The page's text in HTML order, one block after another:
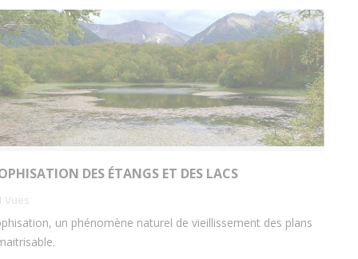
DES ÉTANGS ET DES LACS
Vues
un phénomène naturel de vieillissement des plans